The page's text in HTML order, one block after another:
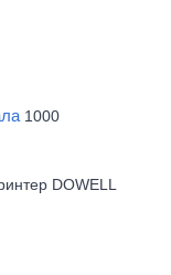
1000
DOWELL